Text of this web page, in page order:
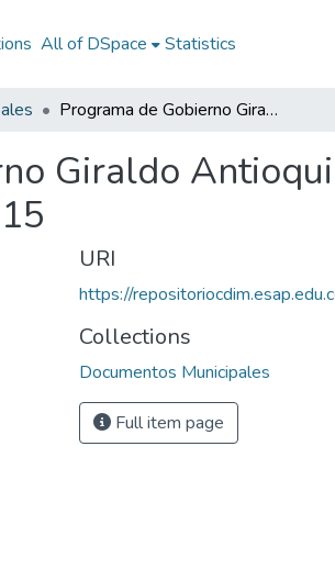
All of DSpace Statistics
Programa de Gobierno Giraldo Antioquia 2012 - 2015: PG Giraldo Antioquia 2012 - 2015
Giraldo
URI
https://
Collections
Documentos Municipales
Full item page